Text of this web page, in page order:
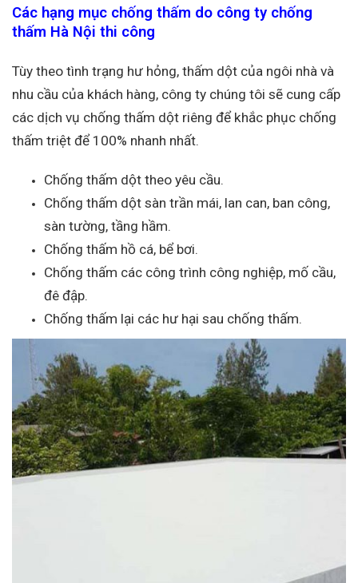
Các hạng mục chống thấm do công ty chống
thấm Hà Nội thi công
Tùy theo tình trạng hư hỏng, thấm dột của ngôi nhà và
nhu cầu của khách hàng, công ty chúng tôi sẽ cung cấp
các dịch vụ chống thấm dột riêng để khắc phục chống
thấm triệt để 100% nhanh nhất.
Chống thấm dột theo yêu cầu.
Chống thấm dột sàn trần mái, lan can, ban công,
sàn tường, tầng hầm.
Chống thấm hồ cá, bể bơi.
Chống thấm các công trình công nghiệp, mố cầu,
đê đập.
Chống thấm lại các hư hại sau chống thấm.